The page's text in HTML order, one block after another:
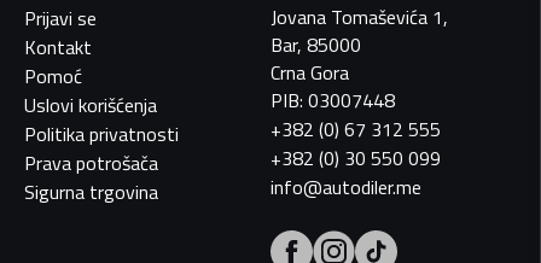
Prijavi se
Kontakt
Pomoć
Uslovi korišćenja
Politika privatnosti
Prava potrošača
Sigurna trgovina
Jovana Tomaševića 1,
Bar, 85000
Crna Gora
PIB: 03007448
+382 (0) 67 312 555
+382 (0) 30 550 099
info@autodiler.me